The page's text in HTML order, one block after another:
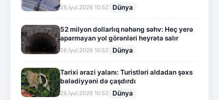
26.İyul.2026 10:52 Dünya
52 milyon dollarlıq nəhəng səhv: Heç yerə
aparmayan yol görənləri heyrətə salır
26.İyul.2026 10:52 Dünya
Tarixi ərazi yalanı: Turistləri aldadan şəxs
bələdiyyəni də çaşdırdı
26.İyul.2026 10:52 Dünya